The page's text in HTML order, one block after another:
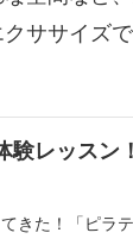
ササイズ
験レッス
きた！「ピラ